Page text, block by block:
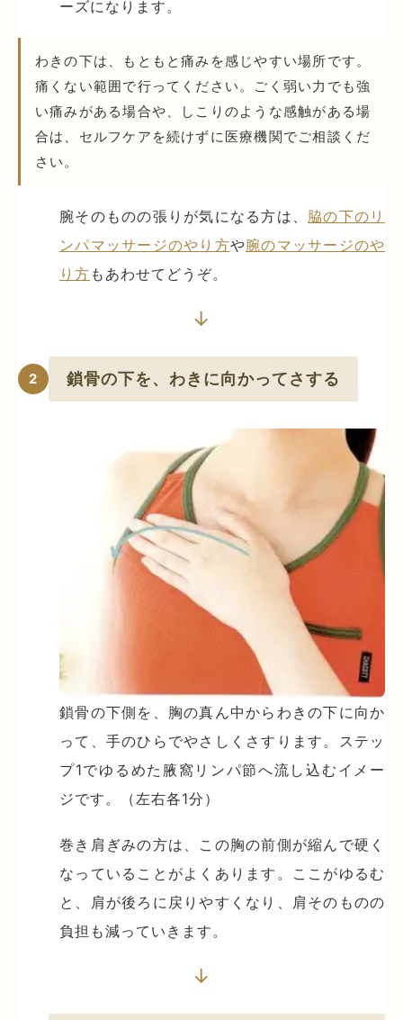
ーズになります。
わきの下は、もともと痛みを感じやすい場所です。
痛くない範囲で行ってください。ごく弱い力でも強
い痛みがある場合や、しこりのような感触がある場
合は、セルフケアを続けずに医療機関でご相談くだ
さい。
腕そのものの張りが気になる方は、 脇の下のリ
ンパマッサージのやり方や腕のマッサージのや
り方 もあわせてどうぞ。
↓
2 鎖骨の下を、わきに向かってさする
鎖骨の下側を、胸の真ん中からわきの下に向か
って、手のひらでやさしくさすります。ステッ
プ1でゆるめた腋窩リンパ節へ流し込むイメー
ジです。（左右各1分）
巻き肩ぎみの方は、この胸の前側が縮んで硬く
なっていることがよくあります。ここがゆるむ
と、肩が後ろに戻りやすくなり、肩そのものの
負担も減っていきます。
↓